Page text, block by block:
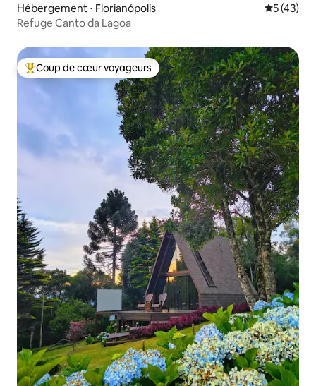
Hébergement ⋅ Florianópolis
5 (43)
Refuge Canto da Lagoa
Coups de cœur voyageurs les plus appréciés
Coup de cœur voyageurs